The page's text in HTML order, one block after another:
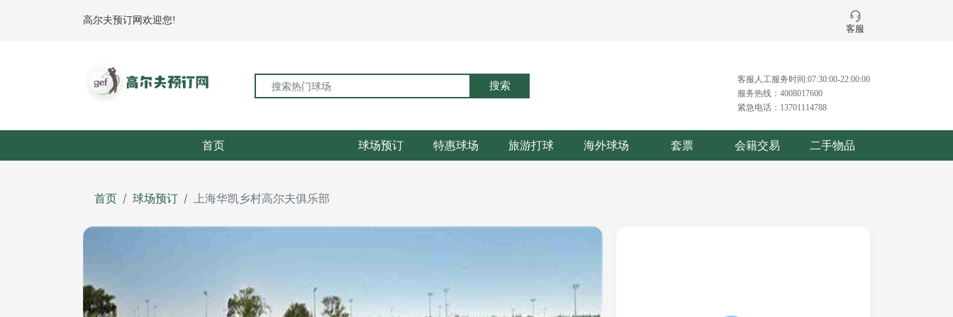
高尔夫预订网欢迎您!
客服
搜索
客服人工服务时间:07:30:00-22:00:00
服务热线：4008017600
紧急电话：13701114788
首页 球场预订 特惠球场 旅游打球 海外球场 套票 会籍交易 二手物品
首页 球场预订 上海华凯乡村高尔夫俱乐部